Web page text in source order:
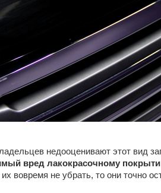
недооценивают этот вид
вред лакокрасочному
вовремя не убрать, то они точно